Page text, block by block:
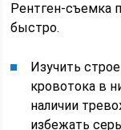
Рентген-съемка
быстро.
Изучить
кровотока в
наличии
избежать